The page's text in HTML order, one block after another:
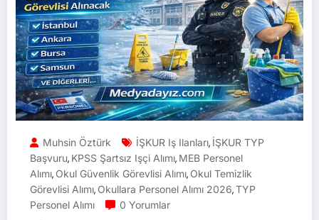
Muhsin Öztürk İŞKUR Iş Ilanları, İŞKUR TYP
Başvuru, KPSS Şartsız Işçi Alımı, MEB Personel
Alımı, Okul Güvenlik Görevlisi Alımı, Okul Temizlik
Görevlisi Alımı, Okullara Personel Alımı 2026,TYP
Personel Alımı
0 Yorumlar